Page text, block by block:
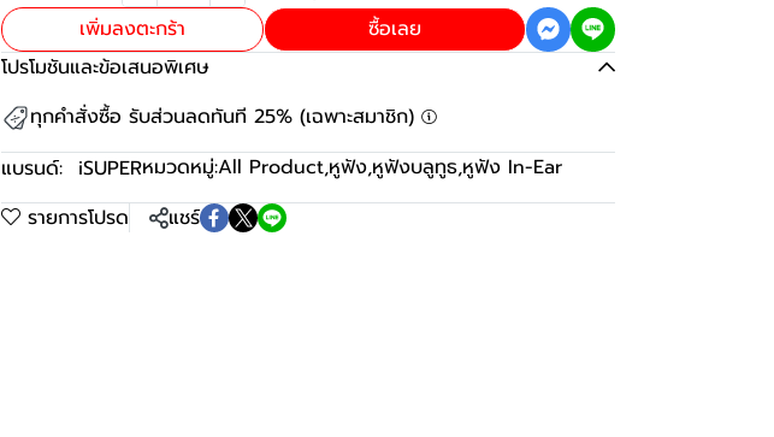
เพิ่มลงตะกร้า
ซื้อเลย
โปรโมชันและข้อเสนอพิเศษ
ทุกคำสั่งซื้อ รับส่วนลดทันที 25% (เฉพาะสมาชิก)
แบรนด์: iSUPERหมวดหมู่:All Product,หูฟัง,หูฟังบลูทูธ,หูฟัง In-Ear
รายการโปรด
แชร์